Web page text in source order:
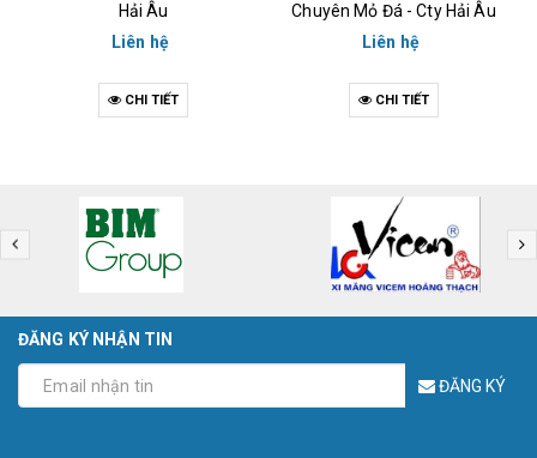
Hải Âu
Liên hệ
CHI TIẾT
Chuyên Mỏ Đá - Cty Hải Âu
Liên hệ
CHI TIẾT
ĐĂNG KÝ NHẬN TIN
ĐĂNG KÝ